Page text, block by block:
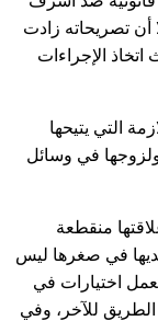
أن تصريحاته زادت
الإجراءات
التي يتيحها
في وسائل
منقطعة
في صغرها ليس
اختيارات في
الطريق للآخر، وفي